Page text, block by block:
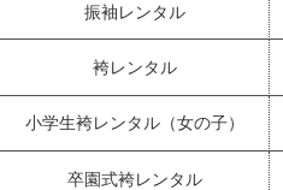
振袖レンタル
袴レンタル
小学生袴レンタル（女の子）
卒園式袴レンタル